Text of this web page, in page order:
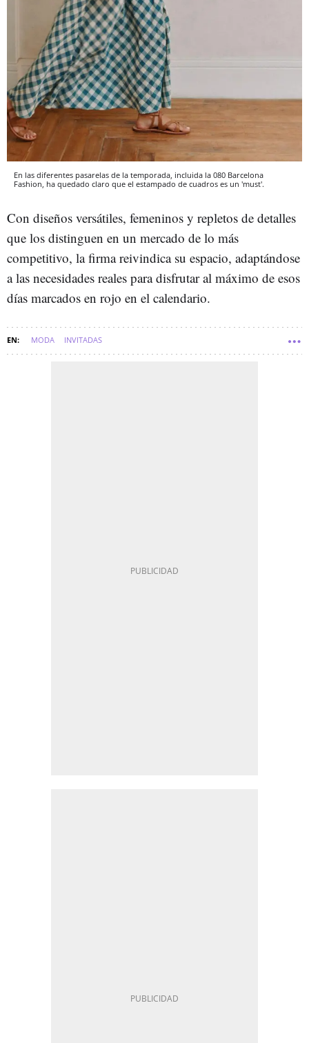
En las diferentes pasarelas de la temporada, incluida la 080 Barcelona
Fashion, ha quedado claro que el estampado de cuadros es un 'must'.
Con diseños versátiles, femeninos y repletos de detalles
que los distinguen en un mercado de lo más
competitivo, la firma reivindica su espacio, adaptándose
a las necesidades reales para disfrutar al máximo de esos
días marcados en rojo en el calendario.
MODA INVITADAS